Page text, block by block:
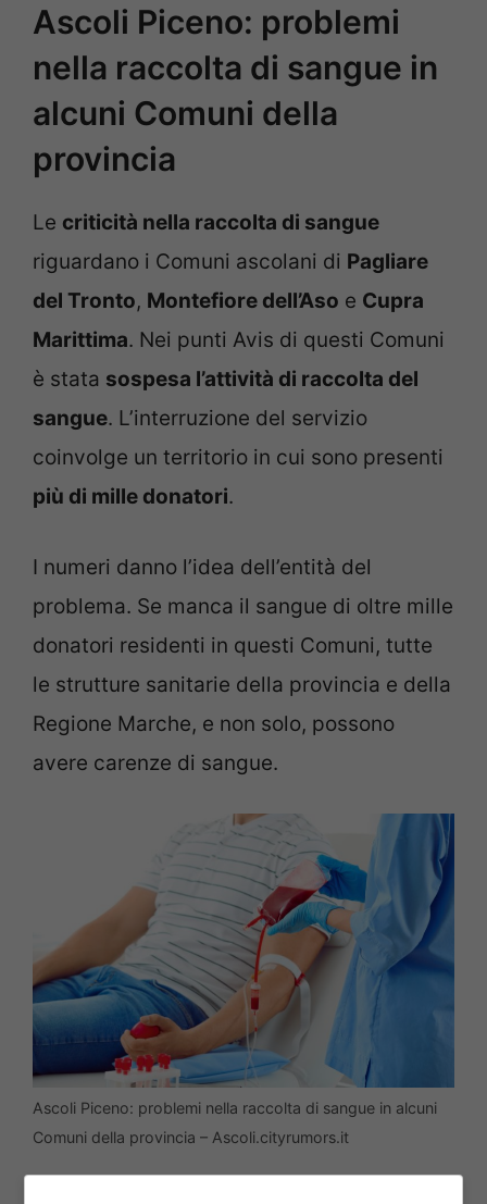
Ascoli Piceno: problemi
nella raccolta di sangue in
alcuni Comuni della
provincia
Le criticità nella raccolta di sangue
riguardano i Comuni ascolani di Pagliare
del Tronto, Montefiore dell’Aso e Cupra
Marittima. Nei punti Avis di questi Comuni
è stata sospesa l’attività di raccolta del
sangue. L’interruzione del servizio
coinvolge un territorio in cui sono presenti
più di mille donatori.
I numeri danno l’idea dell’entità del
problema. Se manca il sangue di oltre mille
donatori residenti in questi Comuni, tutte
le strutture sanitarie della provincia e della
Regione Marche, e non solo, possono
avere carenze di sangue.
Ascoli Piceno: problemi nella raccolta di sangue in alcuni
Comuni della provincia – Ascoli.cityrumors.it